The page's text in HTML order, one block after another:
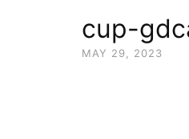
cup-
MAY 29, 2023